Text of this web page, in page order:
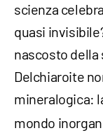
scienza
quasi
nascosto della
Delchiaroite
mineralogica:
mondo